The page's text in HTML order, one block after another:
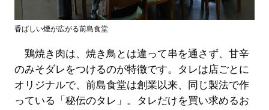
香ばしい煙が広がる前島食堂
鶏焼き肉は、焼き鳥とは違って串を通さず、甘辛
のみそダレをつけるのが特徴です。タレは店ごとに
オリジナルで、前島食堂は創業以来、同じ製法で作
っている「秘伝のタレ」。タレだけを買い求めるお